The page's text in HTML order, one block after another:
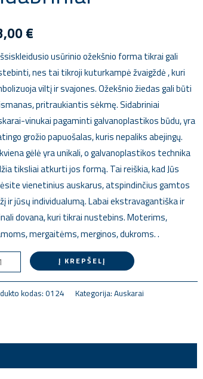
€
usūrinio ožekšnio forma tikrai gali
nes tai tikroji kuturkampė žvaigždė , kuri
viltį ir svajones. Ožekšnio žiedas gali būti
pritraukiantis sėkmę. Sidabriniai
vinukai pagaminti galvanoplastikos būdu, yra
grožio papuošalas, kuris nepaliks abejingų.
gėlė yra unikali, o galvanoplastikos technika
tiksliai atkurti jos formą. Tai reiškia, kad Jūs
vienetinius auskarus, atspindinčius gamtos
ir jūsų individualumą. Labai ekstravagantiška ir
dovana, kuri tikrai nustebins. Moterims,
mergaitėms, merginos, dukroms..
Į KREPŠELĮ
kodas:0124 Kategorija:Auskarai